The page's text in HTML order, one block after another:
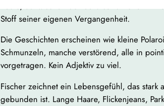
heute, dazwischen der berufserfahrene
Stoff seiner eigenen Vergangenheit.
Die Geschichten erscheinen wie kleine
Schmunzeln, manche verstörend, alle in
vorgetragen. Kein Adjektiv zu viel.
Fischer zeichnet ein Lebensgefühl, das stark
gebunden ist. Lange Haare, Flickenjeans,